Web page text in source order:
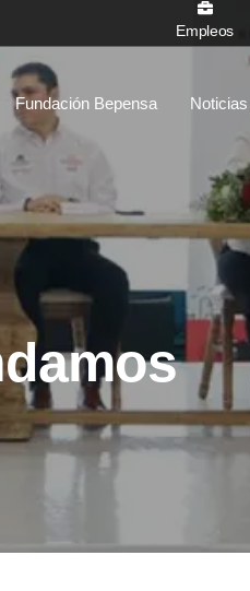
Empleos
Fundación Bepensa Noticias